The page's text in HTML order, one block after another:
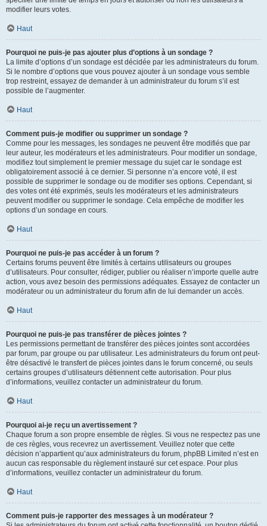
modifier leurs votes.
Haut
Pourquoi ne puis-je pas ajouter plus d’options à un sondage ?
La limite d’options d’un sondage est décidée par les administrateurs du forum.
Si le nombre d’options que vous pouvez ajouter à un sondage vous semble
trop restreint, essayez de demander à un administrateur du forum s’il est
possible de l’augmenter.
Haut
Comment puis-je modifier ou supprimer un sondage ?
Comme pour les messages, les sondages ne peuvent être modifiés que par
leur auteur, les modérateurs et les administrateurs. Pour modifier un sondage,
modifiez tout simplement le premier message du sujet car le sondage est
obligatoirement associé à ce dernier. Si personne n’a encore voté, il est
possible de supprimer le sondage ou de modifier ses options. Cependant, si
des votes ont été exprimés, seuls les modérateurs et les administrateurs
peuvent modifier ou supprimer le sondage. Cela empêche de modifier les
options d’un sondage en cours.
Haut
Pourquoi ne puis-je pas accéder à un forum ?
Certains forums peuvent être limités à certains utilisateurs ou groupes
d’utilisateurs. Pour consulter, rédiger, publier ou réaliser n’importe quelle autre
action, vous avez besoin des permissions adéquates. Essayez de contacter un
modérateur ou un administrateur du forum afin de lui demander un accès.
Haut
Pourquoi ne puis-je pas transférer de pièces jointes ?
Les permissions permettant de transférer des pièces jointes sont accordées
par forum, par groupe ou par utilisateur. Les administrateurs du forum ont peut-
être désactivé le transfert de pièces jointes dans le forum concerné, ou seuls
certains groupes d’utilisateurs détiennent cette autorisation. Pour plus
d’informations, veuillez contacter un administrateur du forum.
Haut
Pourquoi ai-je reçu un avertissement ?
Chaque forum a son propre ensemble de règles. Si vous ne respectez pas une
de ces règles, vous recevrez un avertissement. Veuillez noter que cette
décision n’appartient qu’aux administrateurs du forum, phpBB Limited n’est en
aucun cas responsable du règlement instauré sur cet espace. Pour plus
d’informations, veuillez contacter un administrateur du forum.
Haut
Comment puis-je rapporter des messages à un modérateur ?